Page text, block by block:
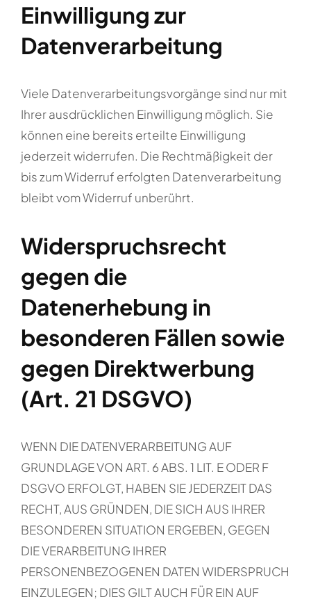
Einwilligung zur
Datenverarbeitung
Viele Datenverarbeitungsvorgänge sind nur mit
Ihrer ausdrücklichen Einwilligung möglich. Sie
können eine bereits erteilte Einwilligung
jederzeit widerrufen. Die Rechtmäßigkeit der
bis zum Widerruf erfolgten Datenverarbeitung
bleibt vom Widerruf unberührt.
Widerspruchsrecht
gegen die
Datenerhebung in
besonderen Fällen sowie
gegen Direktwerbung
(Art. 21 DSGVO)
WENN DIE DATENVERARBEITUNG AUF
GRUNDLAGE VON ART. 6 ABS. 1 LIT. E ODER F
DSGVO ERFOLGT, HABEN SIE JEDERZEIT DAS
RECHT, AUS GRÜNDEN, DIE SICH AUS IHRER
BESONDEREN SITUATION ERGEBEN, GEGEN
DIE VERARBEITUNG IHRER
PERSONENBEZOGENEN DATEN WIDERSPRUCH
EINZULEGEN; DIES GILT AUCH FÜR EIN AUF